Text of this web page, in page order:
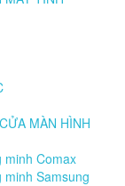
MÀN HÌNH
minh Comax
Samsung